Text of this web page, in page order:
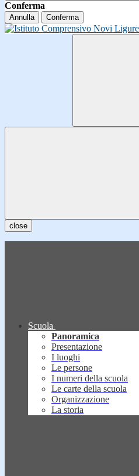
Conferma
Annulla Conferma
close
Scuola
Panoramica
Presentazione
I luoghi
Le persone
I numeri della scuola
Le carte della scuola
Organizzazione
La storia